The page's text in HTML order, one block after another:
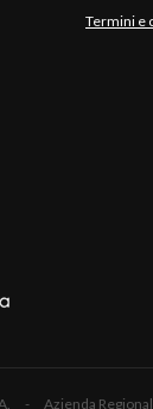
Termini e
- Azienda